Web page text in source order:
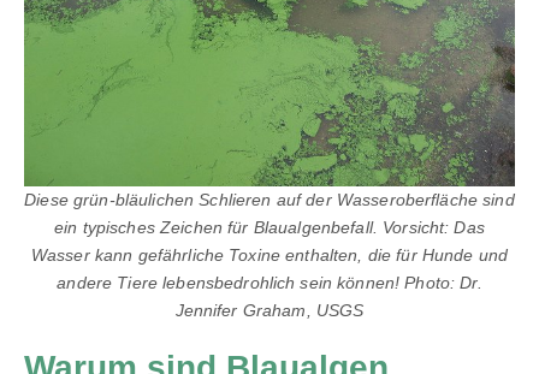
Diese grün-bläulichen Schlieren auf der Wasseroberfläche sind
ein typisches Zeichen für Blaualgenbefall. Vorsicht: Das
Wasser kann gefährliche Toxine enthalten, die für Hunde und
andere Tiere lebensbedrohlich sein können! Photo: Dr.
Jennifer Graham, USGS